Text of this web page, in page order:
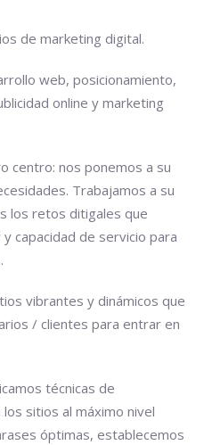
de marketing digital.
web, posicionamiento,
online y marketing
centro: nos ponemos a su
Trabajamos a su
los retos ditigales que
capacidad de servicio para
vibrantes y dinámicos que
/ clientes para entrar en
técnicas de
sitios al máximo nivel
óptimas, establecemos